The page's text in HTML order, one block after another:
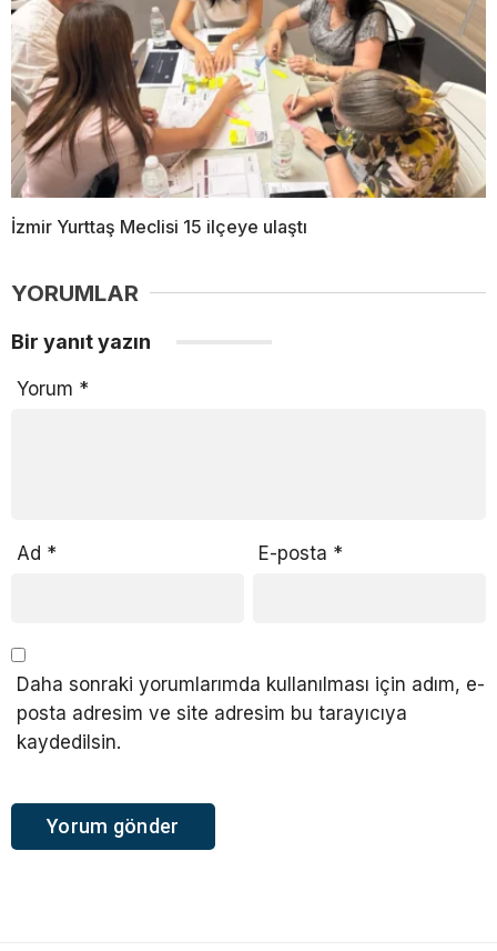
İzmir Yurttaş Meclisi 15 ilçeye ulaştı
YORUMLAR
Bir yanıt yazın
Yorum *
Ad * E-posta *
Daha sonraki yorumlarımda kullanılması için adım, e-
posta adresim ve site adresim bu tarayıcıya
kaydedilsin.